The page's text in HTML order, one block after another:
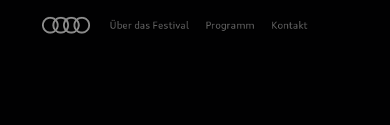
Über das Festival Programm Kontakt